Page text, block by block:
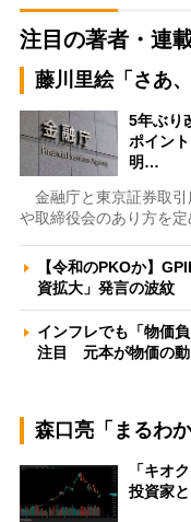
注目の著者・連
藤川里絵「さあ
5年ぶり
ポイン
明…
金融庁と東京証券取引
や取締役会のあり方を
【令和のPKOか】
資拡大」発言の波紋
インフレでも「物価
注目 元本が物価の
森口亮「まるわ
「キオ
投資家